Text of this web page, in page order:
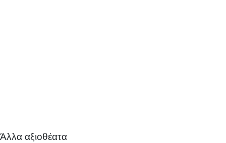
Άλλα αξιοθέατα